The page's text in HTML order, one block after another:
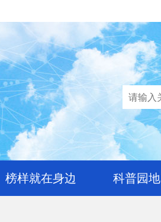
榜样就在身边 科普园地